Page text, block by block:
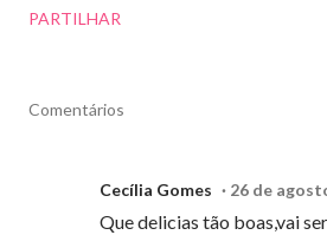
PARTILHAR
Comentários
Cecília Gomes 26 de
Que delicias tão boas,vai